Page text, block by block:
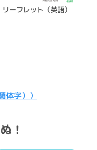
リーフレット（英語）
体字））
！